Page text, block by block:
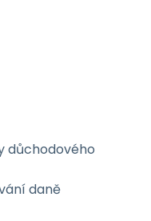
důchodového
daně